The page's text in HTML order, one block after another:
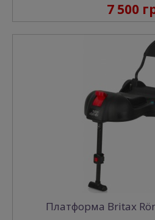
7 500
Платформа Britax